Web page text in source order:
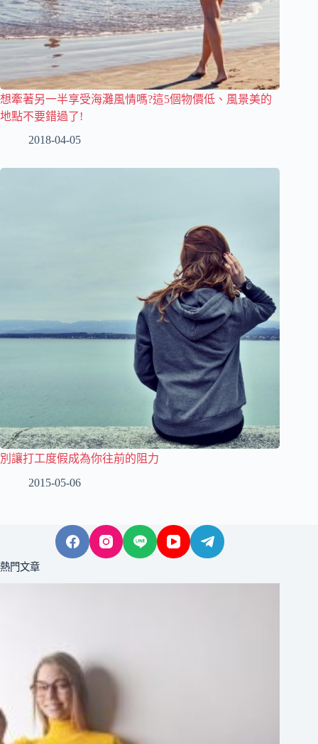
想牽著另一半享受海灘風情嗎?這5個物價低、風景美的
地點不要錯過了!
2018-04-05
別讓打工度假成為你往前的阻力
2015-05-06
熱門文章